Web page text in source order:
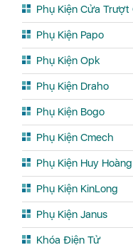
Phụ Kiện Cửa Trượt
Phụ Kiện Papo
Phụ Kiện Opk
Phụ Kiện Draho
Phụ Kiện Bogo
Phụ Kiện Cmech
Phụ Kiện Huy Hoàng
Phụ Kiện KinLong
Phụ Kiện Janus
Khóa Điện Tử